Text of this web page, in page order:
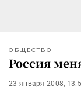
ОБЩЕСТВО
Россия
23 января 2008,